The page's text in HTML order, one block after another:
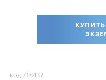
код 718437